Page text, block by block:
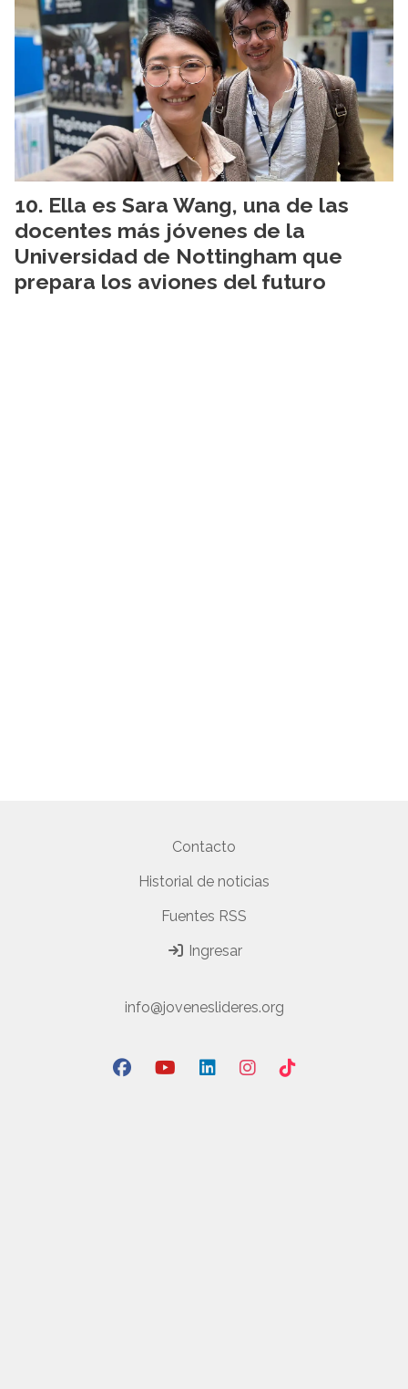
Ella es Sara Wang, una de las
docentes más jóvenes de la
Universidad de Nottingham que
prepara los aviones del futuro
Contacto
Historial de noticias
Fuentes RSS
Ingresar
info@joveneslideres.org